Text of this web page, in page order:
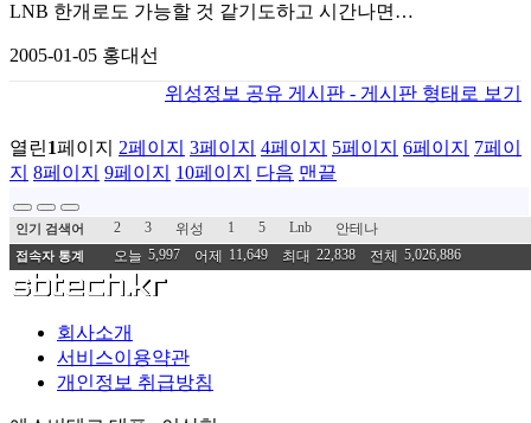
LNB 한개로도 가능할 것 같기도하고 시간나면…
2005-01-05 홍대선
위성정보 공유 게시판 - 게시판 형태로 보기
열린1페이지 2페이지 3페이지 4페이지 5페이지 6페이지 7페이
지 8페이지 9페이지 10페이지 다음 맨끝
인기 검색어 2 3 위성 1 5 Lnb 안테나
접속자 통계 오늘 5,997 어제 11,649 최대 22,838 전체 5,026,886
회사소개
서비스이용약관
개인정보 취급방침